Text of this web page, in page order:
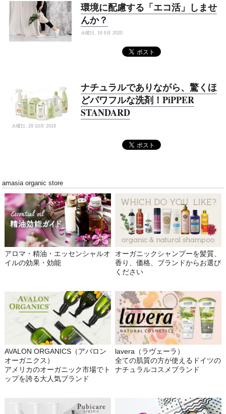
環境に配慮する「エコ活」しませ
んか？
火曜日, 16 6月 2020
ナチュラルでありながら、驚くほ
どパワフルな洗剤！PiPPER
STANDARD
火曜日, 29 10月 2019
amasia organic store
アロマ・精油・エッセンシャルオ
イルの効果・効能
オーガニックシャンプーを髪質、
香り、価格、ブランドからお選び
ください
AVALON ORGANICS（アバロン
オーガニクス）
アメリカのオーガニック市場でト
ップを誇る大人気ブランド
lavera（ラヴェーラ）
全ての肌質の方が使えるドイツの
ナチュラルコスメブランド